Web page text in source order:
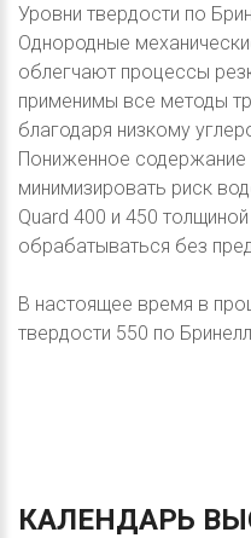
Уровни твердости по
Однородные
облегчают процессы
применимы все методы
благодаря низкому
Пониженное содержание
минимизировать риск
Quard 400 и 450
обрабатываться без
В настоящее время в
твердости 550 по
КАЛЕНДАРЬ